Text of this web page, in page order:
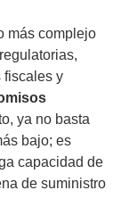
más complejo
fiscales y
ya no basta
bajo; es
capacidad de
de suministro